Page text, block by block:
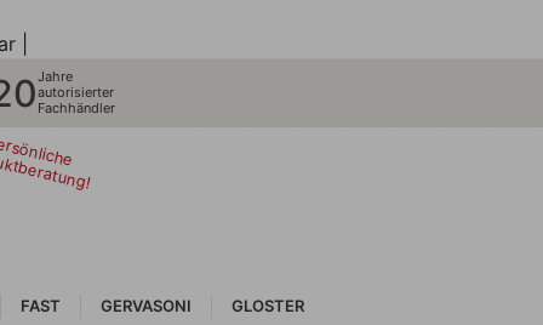
|
Jahre
autorisierter
Fachhändler
FAST GERVASONI GLOSTER